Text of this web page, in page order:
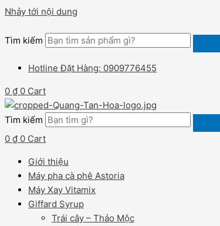
Nhảy tới nội dung
Tìm kiếm
Hotline Đặt Hàng: 0909776455
0 ₫ 0 Cart
Tìm kiếm
0 ₫ 0 Cart
Giới thiệu
Máy pha cà phê Astoria
Máy Xay Vitamix
Giffard Syrup
Trái cây – Thảo Mộc